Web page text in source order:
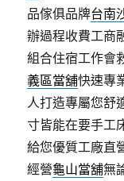
品傢俱品牌台南
辦過程收費工商
組合住宿工作會
義區當舖快速專
人打造專屬您舒
寸皆能在要手工
給您優質工廠直
經營龜山當舖無